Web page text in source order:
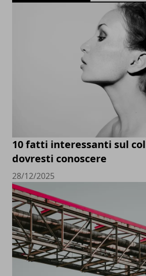
10 fatti interessanti sul
dovresti conoscere
28/12/2025